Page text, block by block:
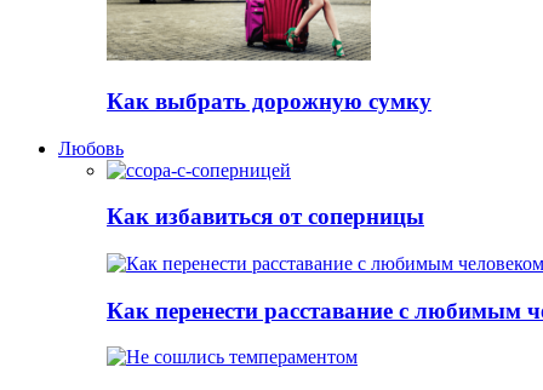
Как выбрать дорожную сумку
Любовь
Как избавиться от соперницы
Как перенести расставание с любимым